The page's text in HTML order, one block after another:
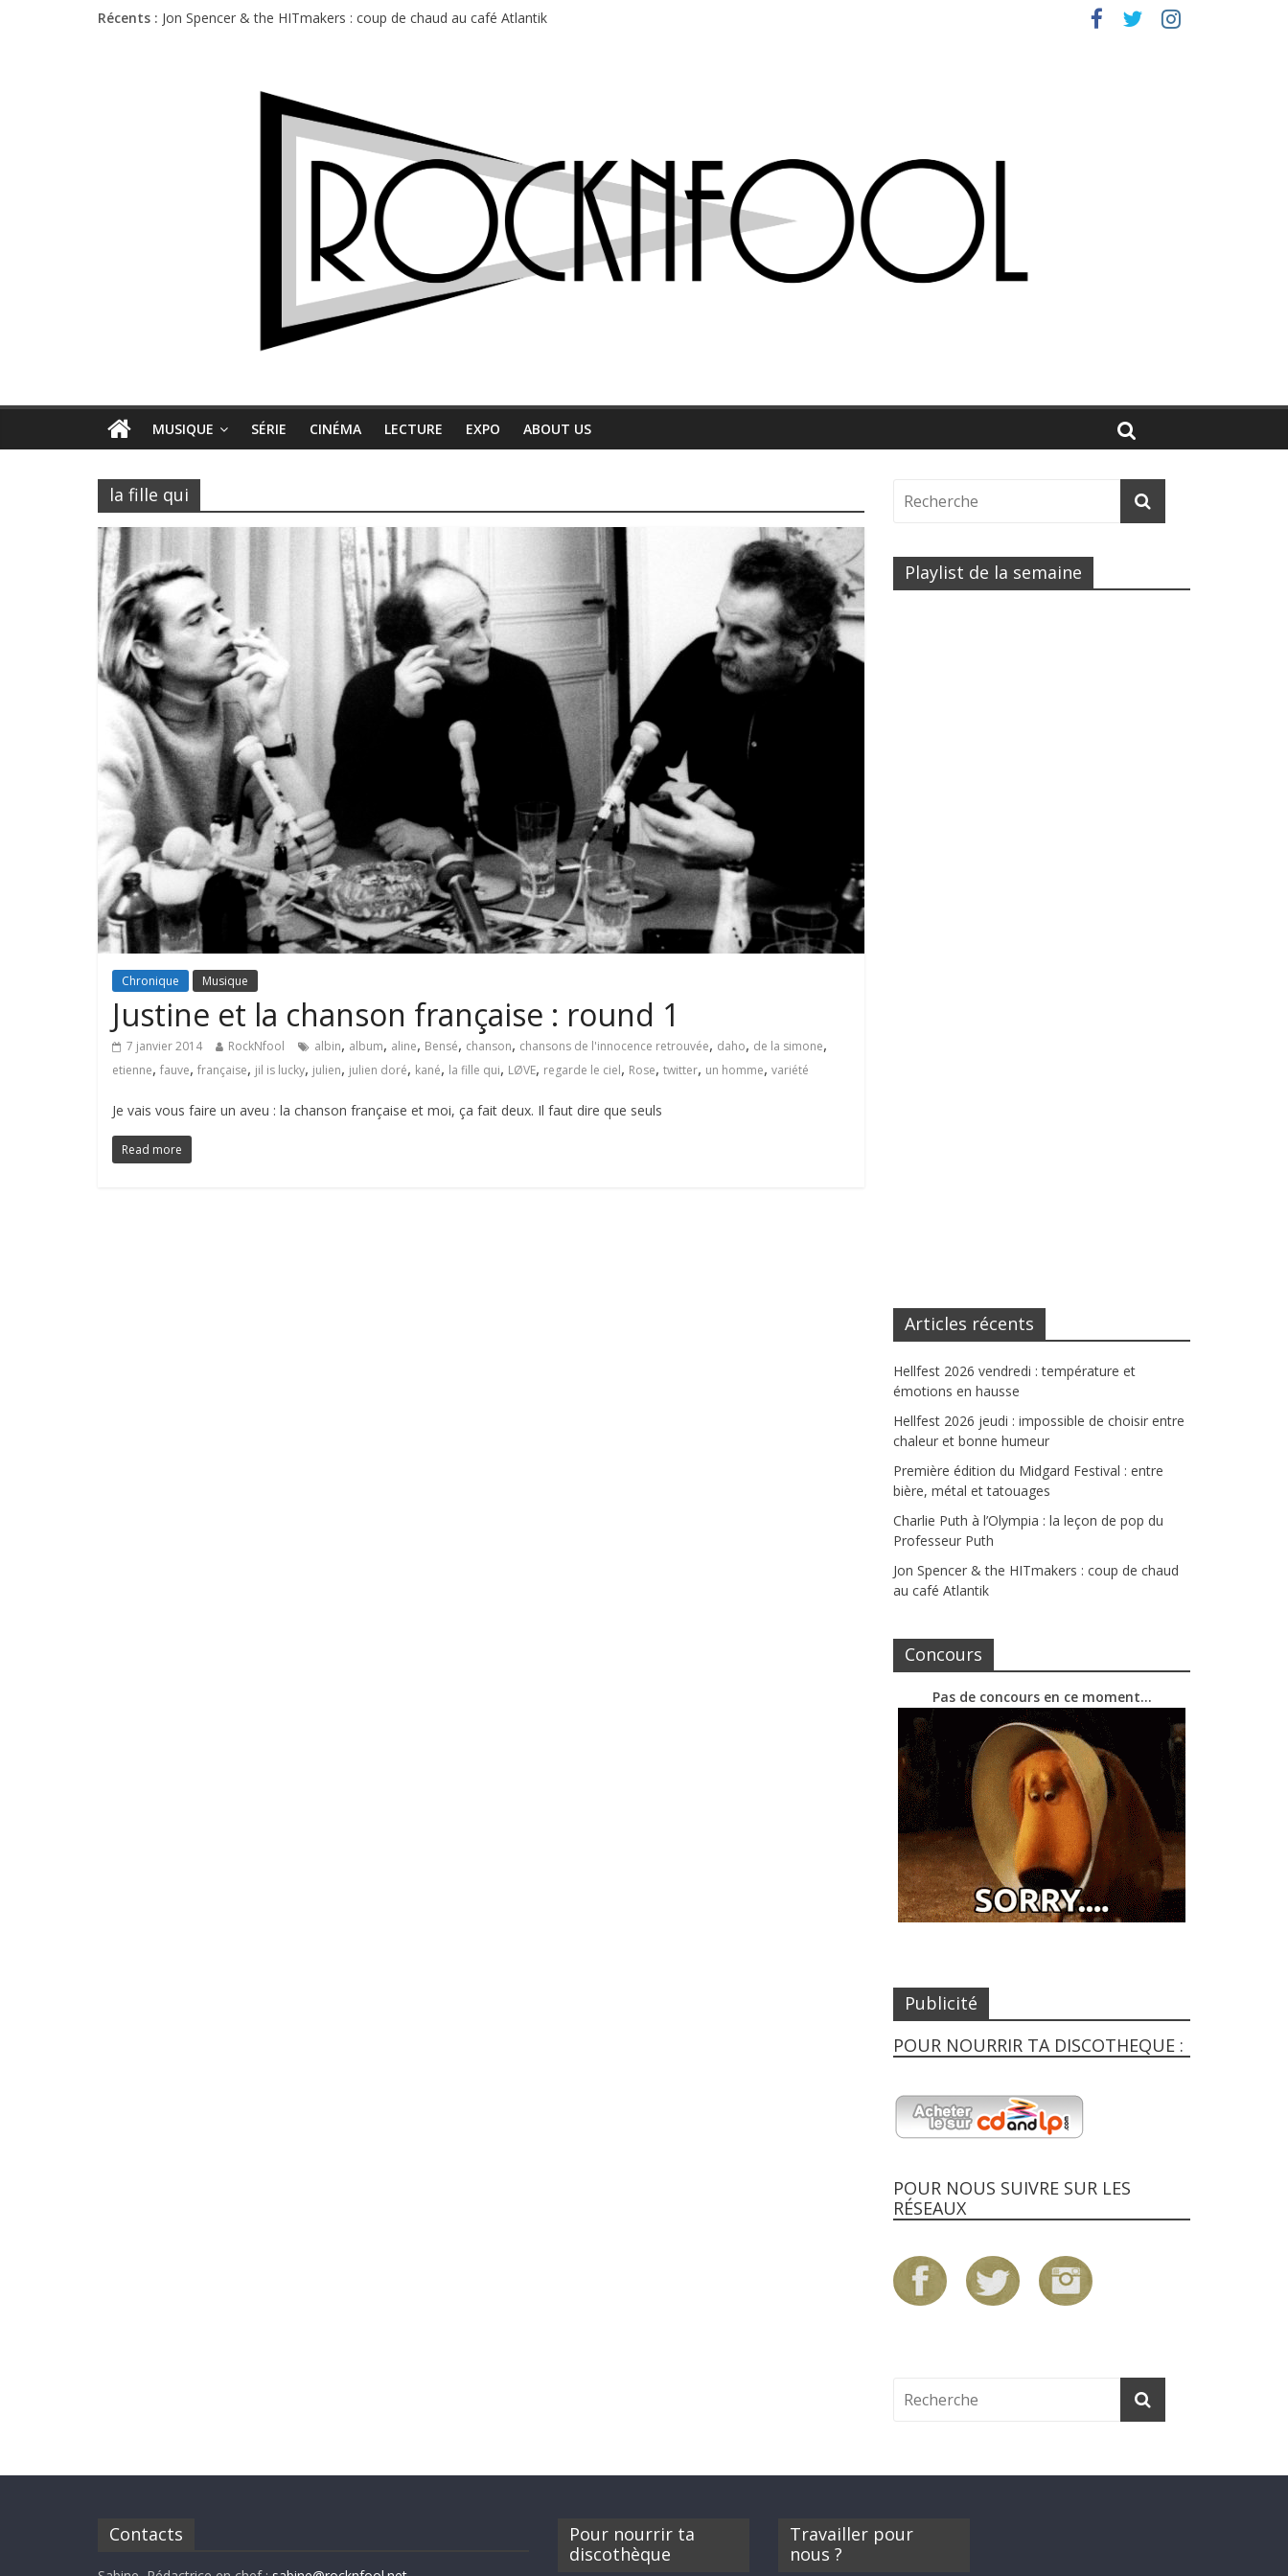
Récents : Jon Spencer & the HITmakers : coup de chaud au café Atlantik
Charlie Puth à l’Olympia : la leçon de pop du Professeur Puth
MUSIQUE SÉRIE CINÉMA LECTURE EXPO ABOUT US
la fille qui
Chronique Musique
Justine et la chanson française : round 1
7 janvier 2014 RockNfool albin, album, aline, Bensé, chanson, chansons de l'innocence retrouvée, daho, de la simone,
etienne, fauve, française, jil is lucky, julien, julien doré, kané, la fille qui, LØVE, regarde le ciel, Rose, twitter, un homme, variété
Je vais vous faire un aveu : la chanson française et moi, ça fait deux. Il faut dire que seuls
Read more
Playlist de la semaine
Articles récents
Hellfest 2026 vendredi : température et
émotions en hausse
Hellfest 2026 jeudi : impossible de choisir entre
chaleur et bonne humeur
Première édition du Midgard Festival : entre
bière, métal et tatouages
Charlie Puth à l’Olympia : la leçon de pop du
Professeur Puth
Jon Spencer & the HITmakers : coup de chaud
au café Atlantik
Concours
Pas de concours en ce moment…
Publicité
POUR NOURRIR TA DISCOTHEQUE :
POUR NOUS SUIVRE SUR LES
RÉSEAUX
Contacts
Pour nourrir ta
discothèque
Travailler pour
nous ?